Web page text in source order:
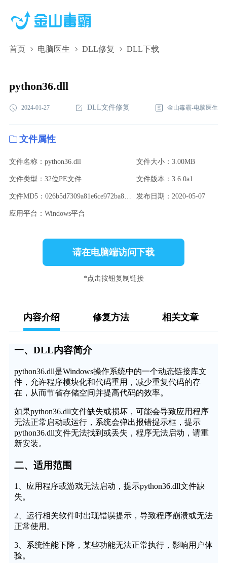
首页 电脑医生 DLL修复 DLL下载
python36.dll,python36.dll下载,python36.dll修复
python36.dll
2024-01-27 DLL文件修复 金山毒霸-电脑医生
文件属性
文件名称：python36.dll 文件大小：3.00MB
文件类型：32位PE文件 文件版本：3.6.0a1
文件MD5：026b5d7309a81e6ce972ba8972990de1 发布日期：2020-05-07
应用平台：Windows平台
请在电脑端访问下载
*点击按钮复制链接
内容介绍 修复方法 相关文章
一、DLL内容简介
python36.dll是Windows操作系统中的一个动态链接库文
件，允许程序模块化和代码重用，减少重复代码的存
在，从而节省存储空间并提高代码的效率。
如果python36.dll文件缺失或损坏，可能会导致应用程序
无法正常启动或运行，系统会弹出报错提示框，提示
python36.dll文件无法找到或丢失，程序无法启动，请重
新安装。
二、适用范围
1、应用程序或游戏无法启动，提示python36.dll文件缺
失。
2、运行相关软件时出现错误提示，导致程序崩溃或无法
正常使用。
3、系统性能下降，某些功能无法正常执行，影响用户体
验。